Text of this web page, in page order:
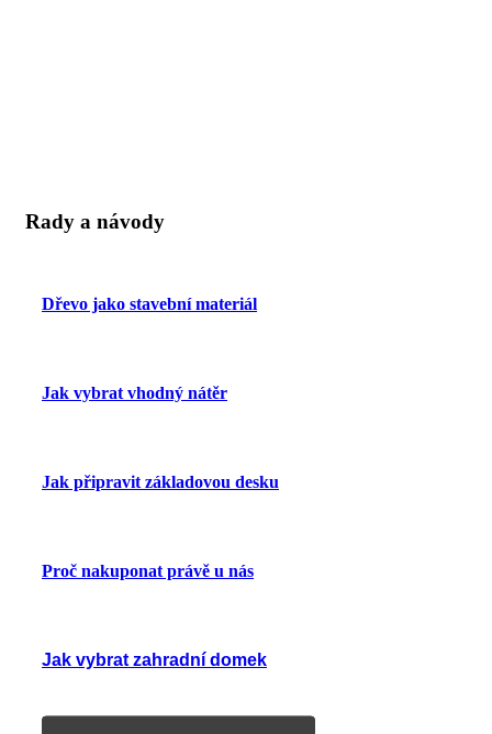
Rady a návody
Dřevo jako stavební materiál
Jak vybrat vhodný nátěr
Jak připravit základovou desku
Proč nakuponat právě u nás
Jak vybrat zahradní domek